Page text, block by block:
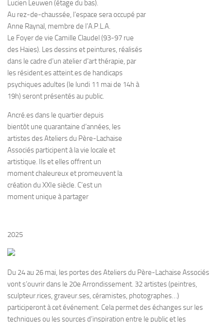
Lucien Leuwen (étage du bas).
Au rez-de-chaussée, l’espace sera occupé par
Anne Raynal, membre de l’A.P.L.A.
Le Foyer de vie Camille Claudel (93-97 rue
des Haies). Les dessins et peintures, réalisés
dans le cadre d’un atelier d’art thérapie, par
les résident.es atteint.es de handicaps
psychiques adultes (le lundi 11 mai de 14h à
19h) seront présentés au public.
Ancré.es dans le quartier depuis
bientôt une quarantaine d’années, les
artistes des Ateliers du Père-Lachaise
Associés participent à la vie locale et
artistique. Ils et elles offrent un
moment chaleureux et promeuvent la
création du XXIe siècle. C’est un
moment unique à partager
2025
Du 24 au 26 mai, les portes des Ateliers du Père-Lachaise Associés
vont s’ouvrir dans le 20e Arrondissement. 32 artistes (peintres,
sculpteur.rices, graveur.ses, céramistes, photographes…)
participeront à cet événement. Cela permet des échanges sur les
techniques ou les sources d’inspiration entre le public et les